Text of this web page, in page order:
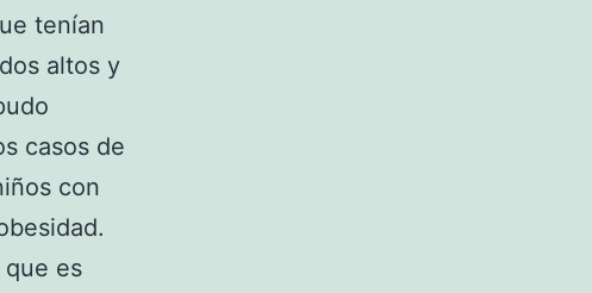
tenían
altos y
casos de
con
es